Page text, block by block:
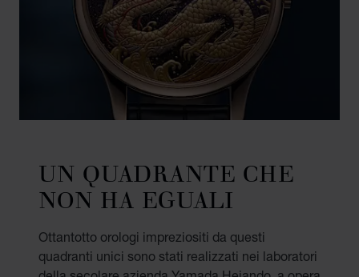
UN QUADRANTE CHE
NON HA EGUALI
Ottantotto orologi impreziositi da questi
quadranti unici sono stati realizzati nei laboratori